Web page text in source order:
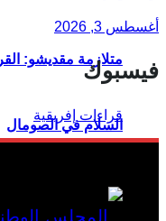
السلام في الصومال
أغسطس 3, 2026
فيسبوك